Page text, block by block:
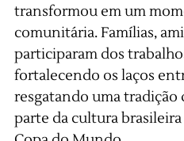
transformou em um
comunitária. Famílias,
participaram dos
fortalecendo os laços
resgatando uma tradição
parte da cultura